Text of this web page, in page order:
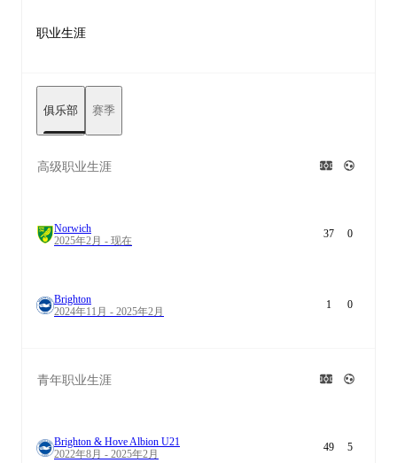
职业生涯
俱乐部 赛季
高级职业生涯
Norwich
2025年2月 - 现在
37 0
Brighton
2024年11月 - 2025年2月
1 0
青年职业生涯
Brighton & Hove Albion U21
2022年8月 - 2025年2月
49 5